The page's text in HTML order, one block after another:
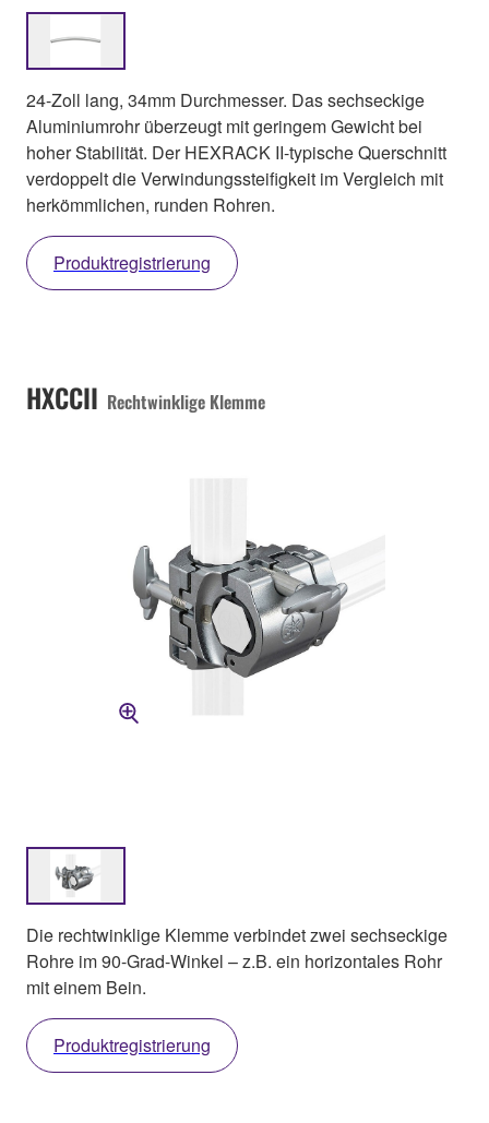
24-Zoll lang, 34mm Durchmesser. Das sechseckige
Aluminiumrohr überzeugt mit geringem Gewicht bei
hoher Stabilität. Der HEXRACK II-typische Querschnitt
verdoppelt die Verwindungssteifigkeit im Vergleich mit
herkömmlichen, runden Rohren.
Produktregistrierung
HXCCII Rechtwinklige Klemme
Die rechtwinklige Klemme verbindet zwei sechseckige
Rohre im 90-Grad-Winkel – z.B. ein horizontales Rohr
mit einem Bein.
Produktregistrierung